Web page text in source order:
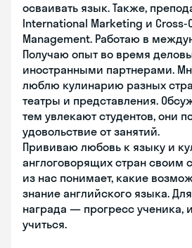
осваивать язык. Также,
International Marketing и Cross-
Management. Работаю в
Получаю опыт во время
иностранными партнерами.
люблю кулинарию разных
театры и представления.
тем увлекают студентов, они
удовольствие от занятий.
Прививаю любовь к языку и
англоговорящих стран своим
из нас понимает, какие
знание английского языка.
награда — прогресс ученика,
учиться.